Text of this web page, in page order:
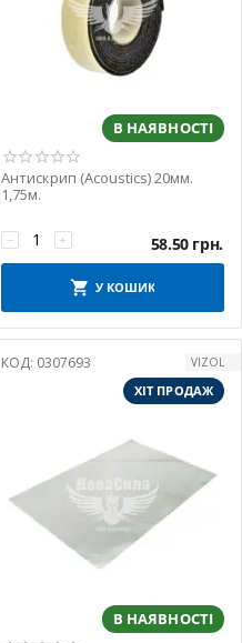
В НАЯВНОСТІ
Антискрип (Acoustics) 20мм.
1,75м.
+
− 58.50 грн.
У КОШИК
КОД: 0307693
VIZOL
ХІТ ПРОДАЖ
В НАЯВНОСТІ